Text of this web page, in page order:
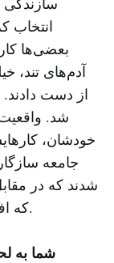
انتخاب
بعضی‌ها
آدم‌های تند،
از دست
شد.
خودشان،
جامعه
شدند که در
که افکار آن‌گونه داشتند، با برنامه‌ریزی آمدند.